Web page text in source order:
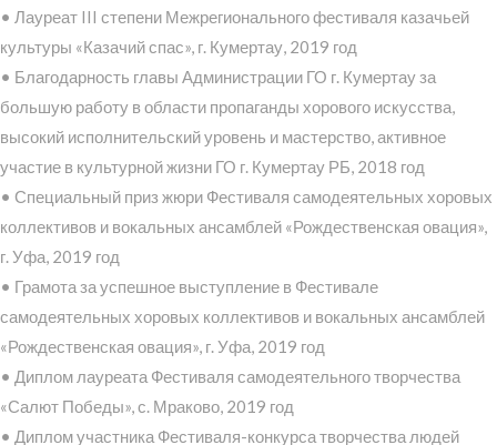
• Лауреат III степени Межрегионального фестиваля казачьей
культуры «Казачий спас», г. Кумертау, 2019 год
• Благодарность главы Администрации ГО г. Кумертау за
большую работу в области пропаганды хорового искусства,
высокий исполнительский уровень и мастерство, активное
участие в культурной жизни ГО г. Кумертау РБ, 2018 год
• Специальный приз жюри Фестиваля самодеятельных хоровых
коллективов и вокальных ансамблей «Рождественская овация»,
г. Уфа, 2019 год
• Грамота за успешное выступление в Фестивале
самодеятельных хоровых коллективов и вокальных ансамблей
«Рождественская овация», г. Уфа, 2019 год
• Диплом лауреата Фестиваля самодеятельного творчества
«Салют Победы», с. Мраково, 2019 год
• Диплом участника Фестиваля-конкурса творчества людей